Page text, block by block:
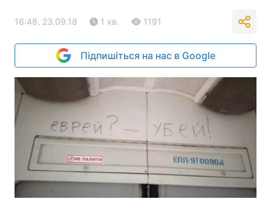
16:48, 23.09.18 1 хв. 1191
Підпишіться на нас в Google